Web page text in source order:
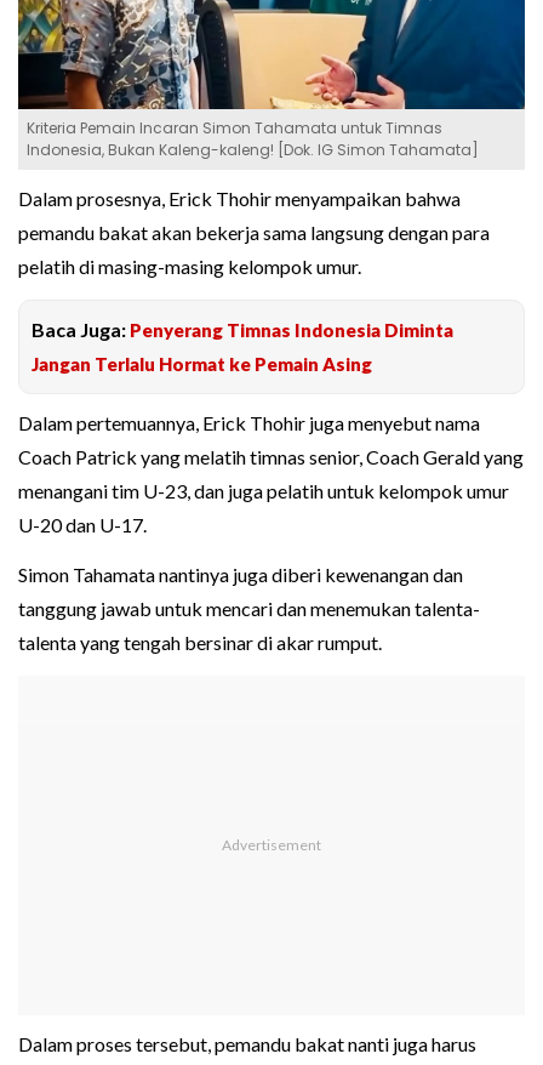
Kriteria Pemain Incaran Simon Tahamata untuk Timnas
Indonesia, Bukan Kaleng-kaleng! [Dok. IG Simon Tahamata]
Dalam prosesnya, Erick Thohir menyampaikan bahwa
pemandu bakat akan bekerja sama langsung dengan para
pelatih di masing-masing kelompok umur.
Baca Juga: Penyerang Timnas Indonesia Diminta
Jangan Terlalu Hormat ke Pemain Asing
Dalam pertemuannya, Erick Thohir juga menyebut nama
Coach Patrick yang melatih timnas senior, Coach Gerald yang
menangani tim U-23, dan juga pelatih untuk kelompok umur
U-20 dan U-17.
Simon Tahamata nantinya juga diberi kewenangan dan
tanggung jawab untuk mencari dan menemukan talenta-
talenta yang tengah bersinar di akar rumput.
Dalam proses tersebut, pemandu bakat nanti juga harus